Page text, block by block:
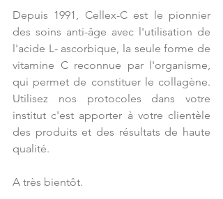
Depuis 1991, Cellex-C est le pionnier
des soins anti-âge avec l'utilisation de
l'acide L- ascorbique, la seule forme de
vitamine C reconnue par l'organisme,
qui permet de constituer le collagène.
Utilisez nos protocoles dans votre
institut c'est apporter à votre clientèle
des produits et des résultats de haute
qualité.
A très bientôt.